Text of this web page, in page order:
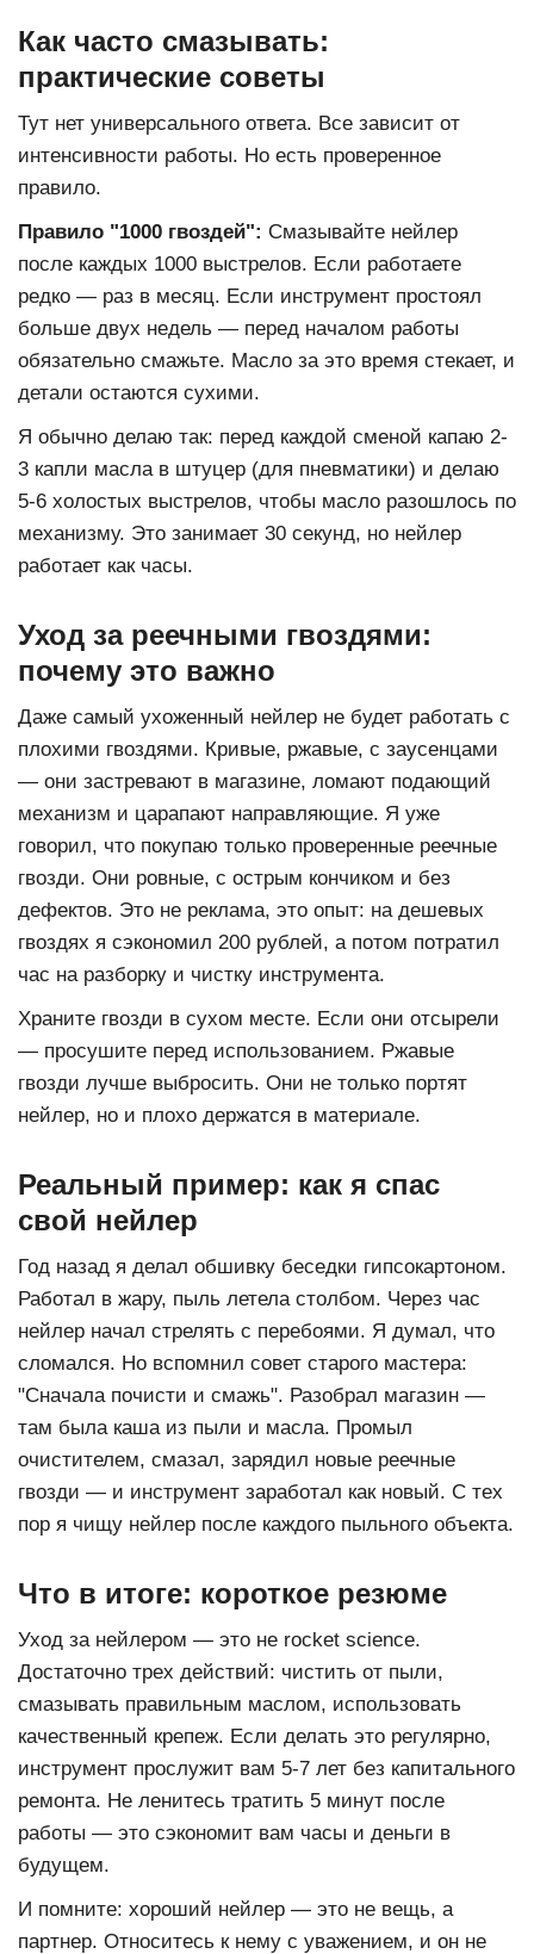
Как часто смазывать:
практические советы
Тут нет универсального ответа. Все зависит от
интенсивности работы. Но есть проверенное
правило.
Правило "1000 гвоздей": Смазывайте нейлер
после каждых 1000 выстрелов. Если работаете
редко — раз в месяц. Если инструмент простоял
больше двух недель — перед началом работы
обязательно смажьте. Масло за это время стекает, и
детали остаются сухими.
Я обычно делаю так: перед каждой сменой капаю 2-
3 капли масла в штуцер (для пневматики) и делаю
5-6 холостых выстрелов, чтобы масло разошлось по
механизму. Это занимает 30 секунд, но нейлер
работает как часы.
Уход за реечными гвоздями:
почему это важно
Даже самый ухоженный нейлер не будет работать с
плохими гвоздями. Кривые, ржавые, с заусенцами
— они застревают в магазине, ломают подающий
механизм и царапают направляющие. Я уже
говорил, что покупаю только проверенные реечные
гвозди. Они ровные, с острым кончиком и без
дефектов. Это не реклама, это опыт: на дешевых
гвоздях я сэкономил 200 рублей, а потом потратил
час на разборку и чистку инструмента.
Храните гвозди в сухом месте. Если они отсырели
— просушите перед использованием. Ржавые
гвозди лучше выбросить. Они не только портят
нейлер, но и плохо держатся в материале.
Реальный пример: как я спас
свой нейлер
Год назад я делал обшивку беседки гипсокартоном.
Работал в жару, пыль летела столбом. Через час
нейлер начал стрелять с перебоями. Я думал, что
сломался. Но вспомнил совет старого мастера:
"Сначала почисти и смажь". Разобрал магазин —
там была каша из пыли и масла. Промыл
очистителем, смазал, зарядил новые реечные
гвозди — и инструмент заработал как новый. С тех
пор я чищу нейлер после каждого пыльного объекта.
Что в итоге: короткое резюме
Уход за нейлером — это не rocket science.
Достаточно трех действий: чистить от пыли,
смазывать правильным маслом, использовать
качественный крепеж. Если делать это регулярно,
инструмент прослужит вам 5-7 лет без капитального
ремонта. Не ленитесь тратить 5 минут после
работы — это сэкономит вам часы и деньги в
будущем.
И помните: хороший нейлер — это не вещь, а
партнер. Относитесь к нему с уважением, и он не